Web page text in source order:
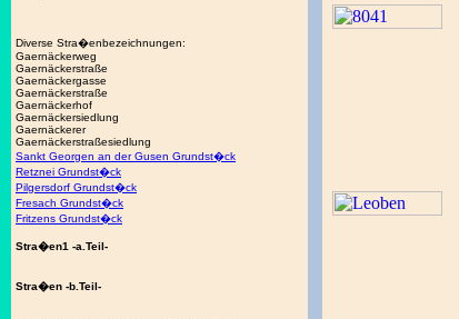
Diverse Stra�enbezeichnungen:
Gaernäckerweg
Gaernäckerstraße
Gaernäckergasse
Gaernäckerstraße
Gaernäckerhof
Gaernäckersiedlung
Gaernäckerer
Gaernäckerstraßesiedlung
Sankt Georgen an der Gusen Grundst�ck
Retznei Grundst�ck
Pilgersdorf Grundst�ck
Fresach Grundst�ck
Fritzens Grundst�ck
Stra�en1 -a.Teil-
Stra�en -b.Teil-